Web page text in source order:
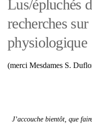
Lus/épluchés
recherches
physiologique
(mer­ci Mes­dames S.
J’ac­couche bien­tôt, que